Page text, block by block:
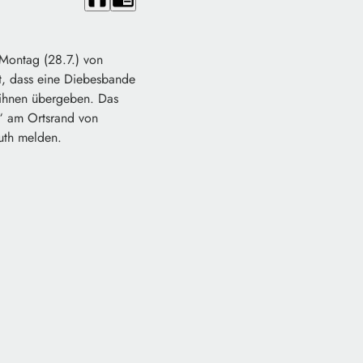
(28.7.) von
dass eine Diebesbande
übergeben. Das
am Ortsrand von
melden.